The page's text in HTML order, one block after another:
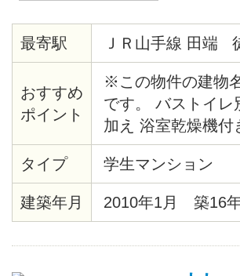
最寄駅 ＪＲ山手線 田端
おすすめ
ポイント
※この物件の建物
です。 バストイレ
加え 浴室乾燥機付
成22年1月竣工の
TSUTAYA、マン
ります。
タイプ 学生マンション
建築年月 2010年1月 築16